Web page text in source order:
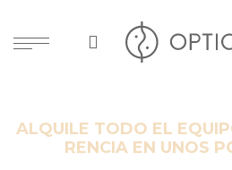
ALQUILE TODO EL
RENCIA EN UNOS